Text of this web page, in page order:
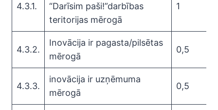
4.3.1.
“Darīsim paši!”darbības
teritorijas mērogā
1
4.3.2.
Inovācija ir pagasta/pilsētas
mērogā
0,5
4.3.3.
inovācija ir uzņēmuma
mērogā
0,5